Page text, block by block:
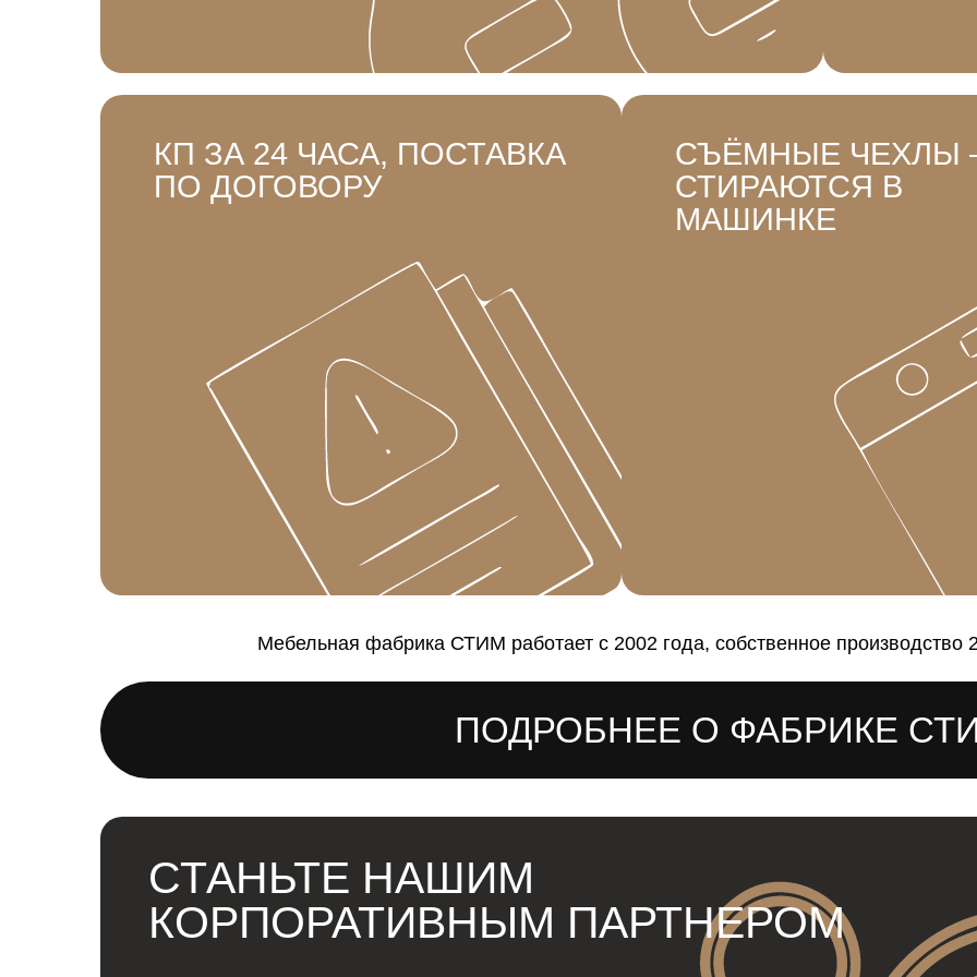
СЪЁМНЫЕ ЧЕХЛЫ
СТИРАЮТСЯ В
МАШИНКЕ
КП ЗА 24 ЧАСА, ПОСТАВКА
ПО ДОГОВОРУ
Мебельная фабрика СТИМ работает с 2002 года, собственное производство
ПОДРОБНЕЕ О ФАБРИКЕ
СТАНЬТЕ НАШИМ
КОРПОРАТИВНЫМ ПАРТНЕРОМ